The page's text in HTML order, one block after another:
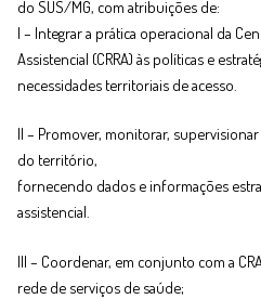
do SUS/MG, com atribuições de:
I – Integrar a prática operacional da
Assistencial (CRRA) às políticas e
necessidades territoriais de acesso.
II – Promover, monitorar,
do território,
fornecendo dados e informações
assistencial.
III – Coordenar, em conjunto com a
rede de serviços de saúde;